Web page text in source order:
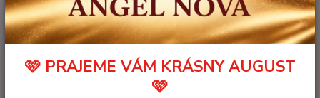
CAROLINA HERRERA Very Good Girl Glam
CHARAKTER: KVETINOVÝ, ORIENTÁLNY Zmyselný a romantický odvážny,
nekompromisný VONNÉ NOTY: Hlavy: Lychee, grapefruit, červená ríbezľa
Srdce: Rose, drevené tóny, broskyňa / marhuľa Základu: Vetiver, Vanilla,
celý popis
🩷 PRAJEME VÁM KRÁSNY AUGUST
🩷